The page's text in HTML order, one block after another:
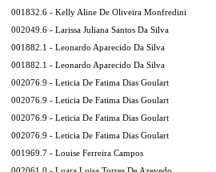
001832.6 - Kelly Aline De Oliveira Monfredini
002049.6 - Larissa Juliana Santos Da Silva
001882.1 - Leonardo Aparecido Da Silva
001882.1 - Leonardo Aparecido Da Silva
002076.9 - Leticia De Fatima Dias Goulart
002076.9 - Leticia De Fatima Dias Goulart
002076.9 - Leticia De Fatima Dias Goulart
002076.9 - Leticia De Fatima Dias Goulart
001969.7 - Louise Ferreira Campos